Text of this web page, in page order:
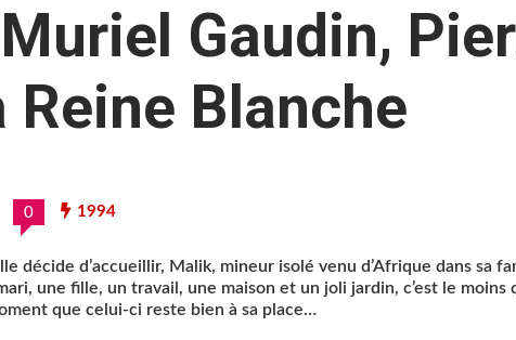
Gaudin,
Reine Blanche
0 1994
décide d’accueillir, Malik, mineur isolé venu d’Afrique dans sa
une fille, un travail, une maison et un joli jardin, c’est le moins
que celui-ci reste bien à sa place…